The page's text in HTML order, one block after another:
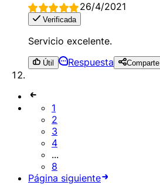
26/4/2021
Verificada
Servicio excelente.
Útil Respuesta Comparte
1
2
3
4
...
8
Página siguiente